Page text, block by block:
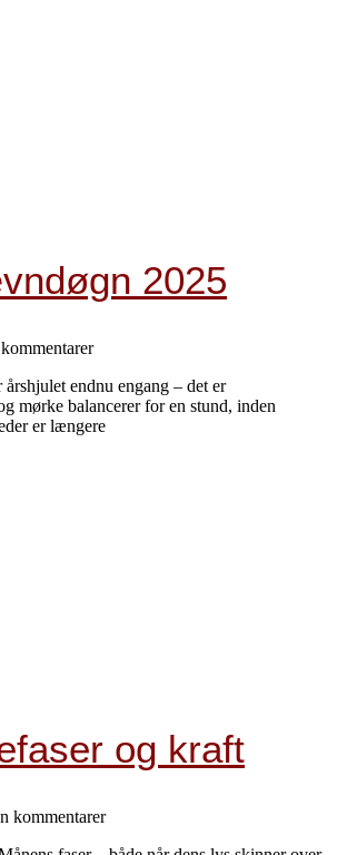
2025
endnu engang – det er
mørke balancerer for en stund, inden
er længere
og kraft
kommentarer